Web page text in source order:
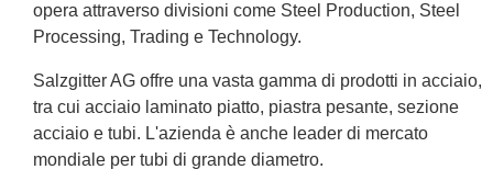
opera attraverso divisioni come Steel Production, Steel
Processing, Trading e Technology.
Salzgitter AG offre una vasta gamma di prodotti in acciaio,
tra cui acciaio laminato piatto, piastra pesante, sezione
acciaio e tubi. L'azienda è anche leader di mercato
mondiale per tubi di grande diametro.